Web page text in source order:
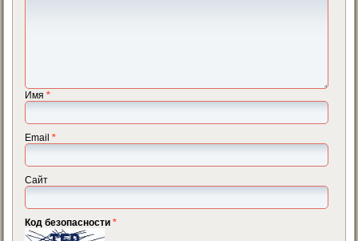
Имя*
Email*
Сайт
Код безопасности*